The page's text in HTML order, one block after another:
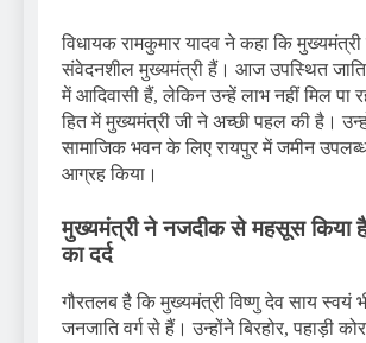
विधायक रामकुमार यादव ने कहा कि
संवेदनशील मुख्यमंत्री हैं। आज उपस्थित
में आदिवासी हैं, लेकिन उन्हें लाभ नहीं मिल पा
हित में मुख्यमंत्री जी ने अच्छी पहल की है।
सामाजिक भवन के लिए रायपुर में जमीन
आग्रह किया।
मुख्यमंत्री ने नजदीक से महसूस किया
का दर्द
गौरतलब है कि मुख्यमंत्री विष्णु देव साय स्वयं
जनजाति वर्ग से हैं। उन्होंने बिरहोर, पहाड़ी